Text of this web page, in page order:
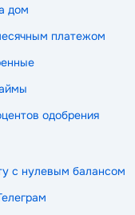
дом
платежом
одобрения
с нулевым балансом